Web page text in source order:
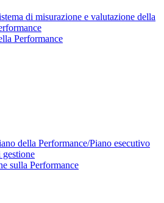
di misurazione e valutazione della
Performance
della Performance/Piano esecutivo
gestione
sulla Performance